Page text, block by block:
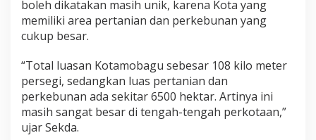
boleh dikatakan masih unik, karena Kota yang
memiliki area pertanian dan perkebunan yang
cukup besar.
“Total luasan Kotamobagu sebesar 108 kilo meter
persegi, sedangkan luas pertanian dan
perkebunan ada sekitar 6500 hektar. Artinya ini
masih sangat besar di tengah-tengah perkotaan,”
ujar Sekda.